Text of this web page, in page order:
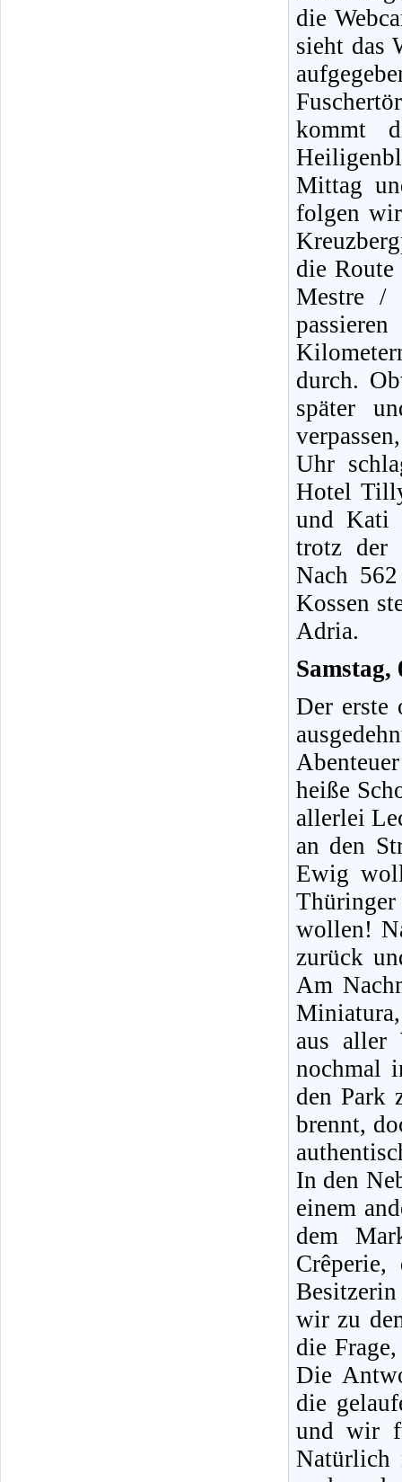
die
sieht das
kommt
Mittag
folgen
die
Mestre /
durch.
später
Uhr
Hotel
und Kati
trotz der
Nach
Kossen
Adria.
Samstag,
Der erste
heiße
allerlei
an den
Ewig
wollen!
zurück
Am
aus aller
nochmal
den Park
brennt,
In den
einem
dem
wir zu
die
Die
die
und wir
Natürlich